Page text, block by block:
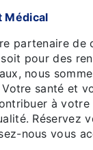
Médical
partenaire de
pour des
nous
santé et
à
Réservez
nous vous